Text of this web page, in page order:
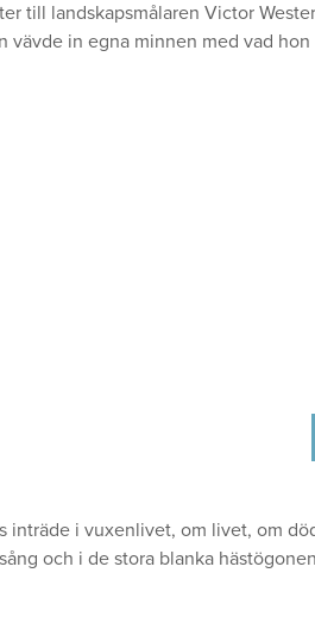
till landskapsmålaren Victor
vävde in egna minnen med vad
inträde i vuxenlivet, om livet, om
och i de stora blanka